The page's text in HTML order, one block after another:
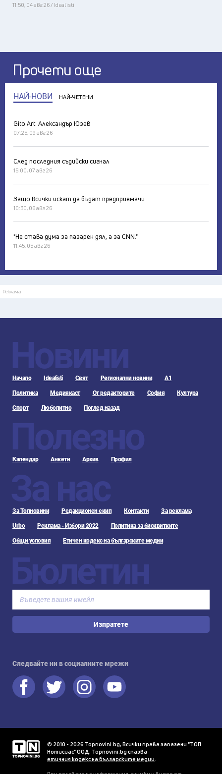
11:50, 04 авг 26 / Idealisti
Прочети още
НАЙ-НОВИ НАЙ-ЧЕТЕНИ
Gito Art: Александър Юзев
07:25, 09 авг 26
След последния съдийски сигнал
15:00, 07 авг 26
Защо всички искат да бъдат предприемачи
10:30, 06 авг 26
"Не става дума за пазарен дял, а за CNN."
11:45, 05 авг 26
Реклама
Новини
Начало Idealisti Свят Регионални новини А1
Политика Медиякаст От редакторите София Култура
Спорт Любопитно Поглед назад
Полезно
Календар Анкети Архив Профил
За нас
За Топновини Редакционен екип Контакти За реклама
Urbo Реклама - Избори 2022 Политика за бисквитките
Общи условия Етичен кодекс на българските медии
Бюлетин
Изпратете
Следвайте ни в социалните мрежи
© 2010 - 2026 Topnovini.bg, Всички права запазени "ТОП
Нотисиас" ООД. Topnovini.bg спазва
етичния кодекс на българските медии